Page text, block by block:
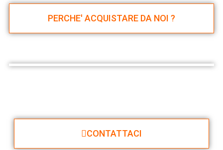
PERCHE' ACQUISTARE DA NOI ?
CONTATTACI